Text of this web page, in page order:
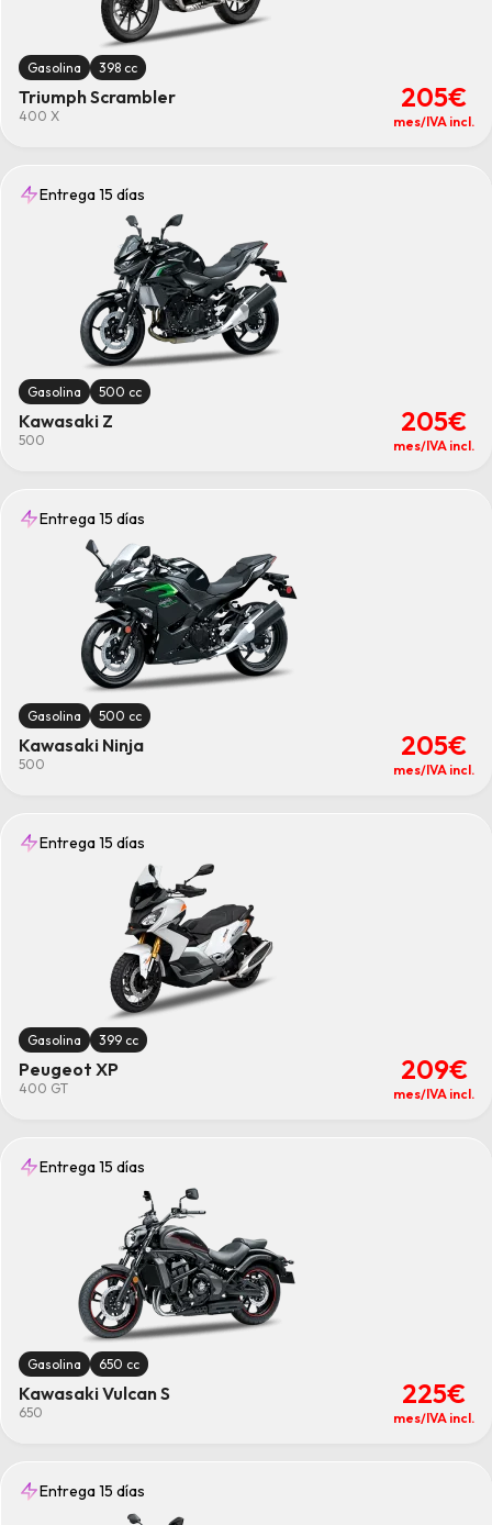
Gasolina 398 cc
Triumph Scrambler
400 X
205€
mes/IVA incl.
Entrega 15 días
Gasolina 500 cc
Kawasaki Z
500
205€
mes/IVA incl.
Entrega 15 días
Gasolina 500 cc
Kawasaki Ninja
500
205€
mes/IVA incl.
Entrega 15 días
Gasolina 399 cc
Peugeot XP
400 GT
209€
mes/IVA incl.
Entrega 15 días
Gasolina 650 cc
Kawasaki Vulcan S
650
225€
mes/IVA incl.
Entrega 15 días